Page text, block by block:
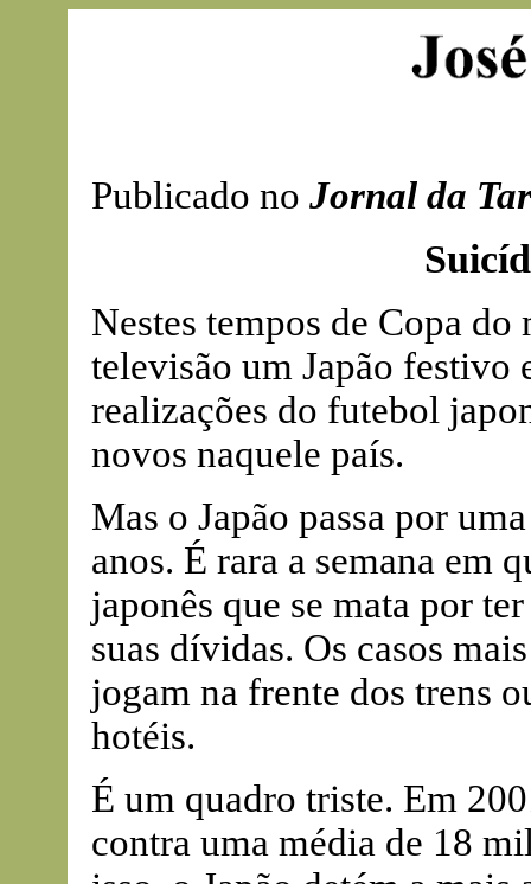
Publicado no Jornal da
Nestes tempos de Copa
televisão um Japão festivo
realizações do futebol
novos naquele país.
Mas o Japão passa por
anos. É rara a semana em
japonês que se mata por
suas dívidas. Os casos
jogam na frente dos trens
hotéis.
É um quadro triste. Em
contra uma média de 18